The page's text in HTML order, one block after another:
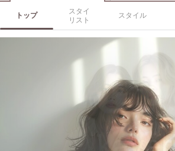
トップ
スタイ
リスト
スタイル